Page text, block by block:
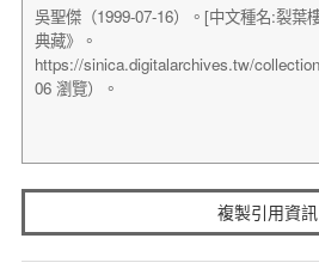
複製引用資訊